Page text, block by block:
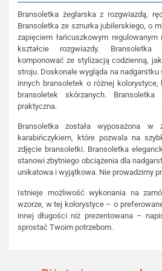
Bransoletka żeglarska z rozgwiazdą,
Bransoletka ze sznurka jubilerskiego, o
zapięciem łańcuszkowym
kształcie rozgwiazdy.
komponować ze stylizacją codzienną,
stroju. Doskonale wygląda na
innych bransoletek o różnej
bransoletek skórzanych.
praktyczna.
Bransoletka została wyposażona w
karabińczykiem, które pozwala na
zdjęcie bransoletki. Bransoletka
stanowi zbytniego obciążenia dla
unikatowa i wyjątkowa. Nie prowadzimy
Istnieje możliwość wykonania na
wzorze, w tej kolorystyce – o
innej długości niż prezentowana –
sprostać Twoim potrzebom.